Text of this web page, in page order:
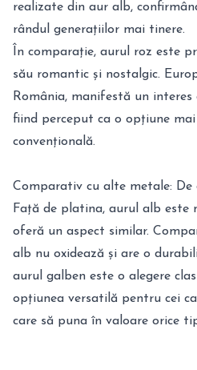
realizate din aur alb,
rândul generațiilor mai tinere.
În comparație, aurul roz este
său romantic și nostalgic.
România, manifestă un
fiind perceput ca o opțiune
convențională.
Comparativ cu alte metale: De
Față de platina, aurul alb este
oferă un aspect similar.
alb nu oxidează și are o
aurul galben este o alegere
opțiunea versatilă pentru cei
care să puna în valoare orice